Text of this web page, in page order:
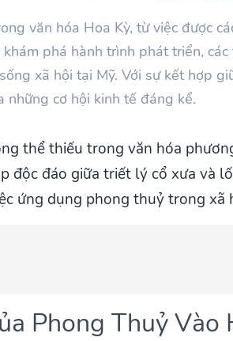
văn hóa Hoa Kỳ, từ việc được
phá hành trình phát triển,
xã hội tại Mỹ. Với sự kết hợp
cơ hội kinh tế đáng kể.
thể thiếu trong văn hóa
độc đáo giữa triết lý cổ xưa và
ứng dụng phong thuỷ trong xã
Phong Thuỷ Vào